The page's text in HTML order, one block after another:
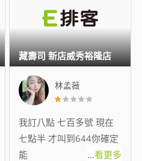
林孟薇
我訂八點 七百多號 現在
七點半 才叫到644你確定
能
...看更多
藏壽司 新店威秀裕隆店